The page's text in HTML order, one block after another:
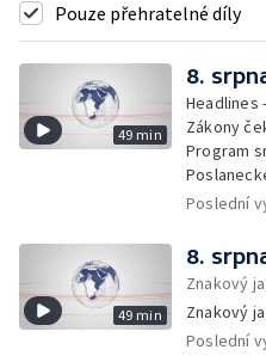
Pouze přehratelné díly
49 min
8.
Headlines
Zákony
Program
Zelenskyj
provoz
Populace
přijetí do
vybrala
Poslední
49 min
8.
Znakový
Znakový
Poslední